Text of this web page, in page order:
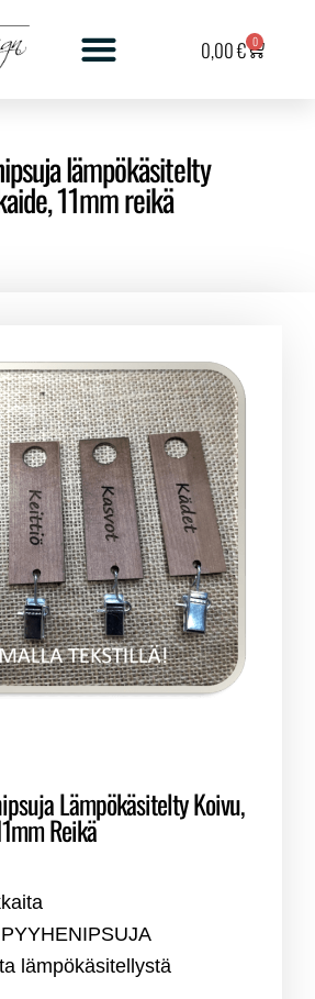
0,00€ 0
lämpökäsitelty
11mm reikä
Lämpökäsitelty Koivu,
Reikä
lämpökäsitellystä